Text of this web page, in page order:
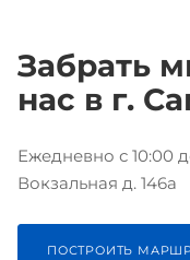
Забрать
нас в г.
Ежедневно с 10:00
Вокзальная д. 146а
ПОСТРОИТЬ